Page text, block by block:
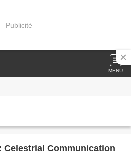
Publicité
MENU
Celestrial Communication